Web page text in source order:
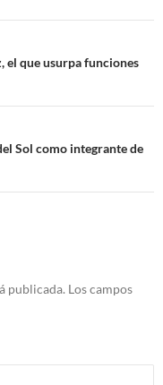
el que usurpa funciones
Sol como integrante de
publicada. Los campos